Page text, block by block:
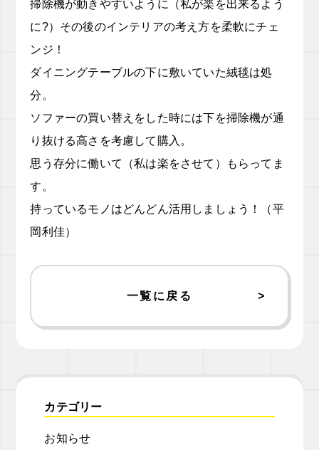
掃除機が動きやすいように（私が楽を出来るよう
に?）その後のインテリアの考え方を柔軟にチェ
ンジ！
ダイニングテーブルの下に敷いていた絨毯は処
分。
ソファーの買い替えをした時には下を掃除機が通
り抜ける高さを考慮して購入。
思う存分に働いて（私は楽をさせて）もらってま
す。
持っているモノはどんどん活用しましょう！（平
岡利佳）
一覧に戻る
カテゴリー
お知らせ